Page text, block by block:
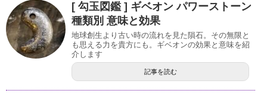
[ 勾玉図鑑 ] ギベオン パワーストーン
種類別 意味と効果
地球創生より古い時の流れを見た隕石。その無限と
も思える力を貴方にも。ギベオンの効果と意味を紹
介します
記事を読む